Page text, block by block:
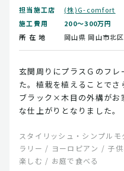
担当施工店
(株)G-comfort
施工費用
200～300万円
所 在 地
岡山県 岡山市北区
玄関周りにプラスＧのフ
た。植栽を植えることでさ
ブラック×木目の外構がお
な仕上がりとなりました。
スタイリッシュ・シンプル
ラリー / ヨーロピアン / 子
楽しむ / お庭で食べる